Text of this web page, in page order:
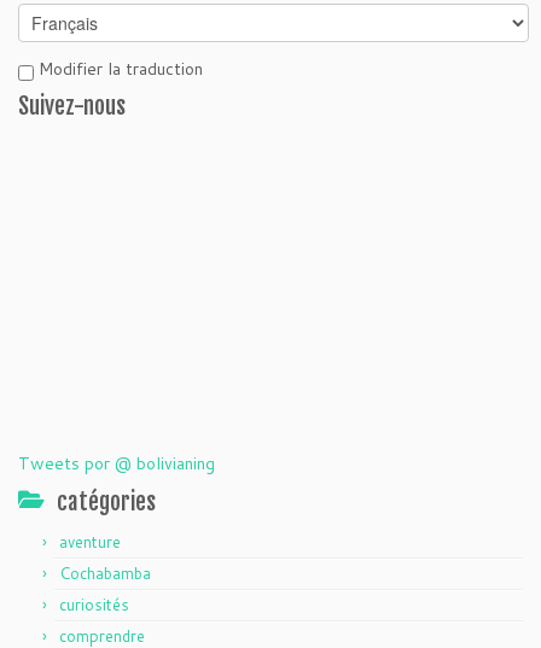
Modifier la traduction
Suivez-nous
Tweets por @ bolivianing
catégories
aventure
Cochabamba
curiosités
comprendre